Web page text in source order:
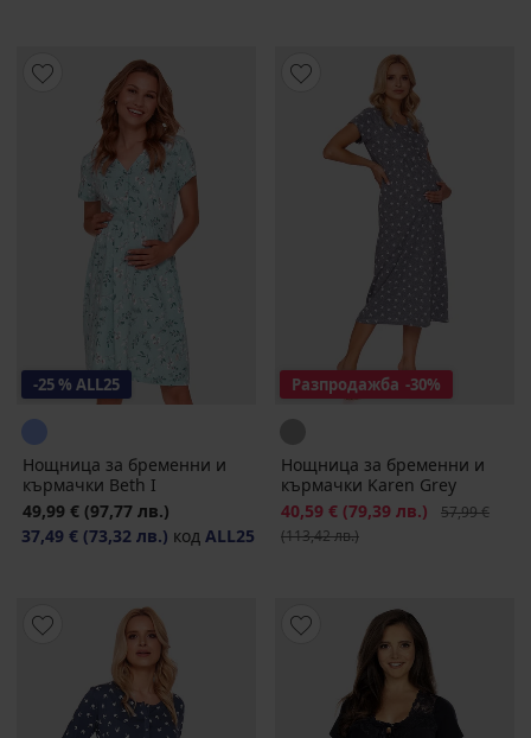
-25 % ALL25
Нощница за бременни и
кърмачки Beth I
49,99 € (97,77 лв.)
37,49 € (73,32 лв.) код ALL25
Разпродажба -30%
Нощница за бременни и
кърмачки Karen Grey
Намаление
40,59 € (79,39 лв.)
57,99 €
(113,42 лв.)